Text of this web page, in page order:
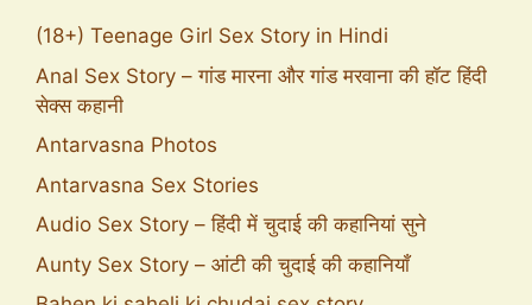
(18+) Teenage Girl Sex Story in Hindi
Anal Sex Story – गांड मारना और गांड मरवाना की हॉट हिंदी
सेक्स कहानी
Antarvasna Photos
Antarvasna Sex Stories
Audio Sex Story – हिंदी में चुदाई की कहानियां सुने
Aunty Sex Story – आंटी की चुदाई की कहानियाँ